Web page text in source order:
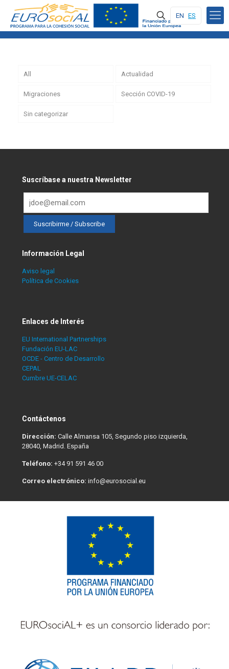
EN ES
All Actualidad
Migraciones Sección COVID-19
Sin categorizar
Suscríbase a nuestra Newsletter
Información Legal
Aviso legal
Política de Cookies
Enlaces de Interés
EU International Partnerships
Fundación EU-LAC
OCDE - Centro de Desarrollo
CEPAL
Cumbre UE-CELAC
Contáctenos
Dirección: Calle Almansa 105, Segundo piso izquierda,
28040, Madrid. España
Teléfono: +34 91 591 46 00
Correo electrónico: info@eurosocial.eu